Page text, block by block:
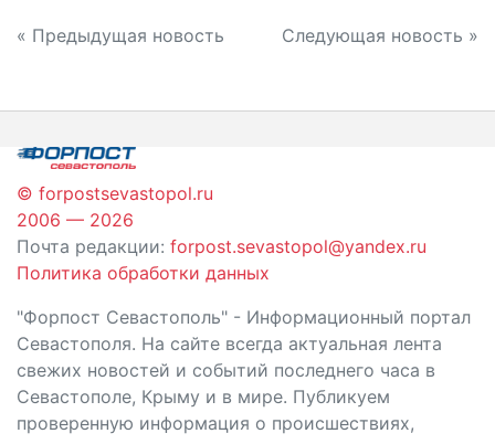
Навигация
записям
« Предыдущая новость Следующая новость »
© forpostsevastopol.ru
2006 — 2026
Почта редакции: forpost.sevastopol@yandex.ru
Политика обработки данных
"Форпост Севастополь" - Информационный портал
Севастополя. На сайте всегда актуальная лента
свежих новостей и событий последнего часа в
Севастополе, Крыму и в мире. Публикуем
проверенную информация о происшествиях,